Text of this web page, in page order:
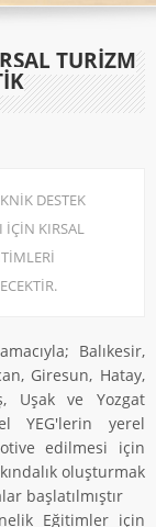
TURİZM
DESTEK
İÇİN KIRSAL
Balıkesir,
Giresun, Hatay,
Uşak ve Yozgat
YEG'lerin yerel
edilmesi için
oluşturmak
başlatılmıştır
Eğitimler için